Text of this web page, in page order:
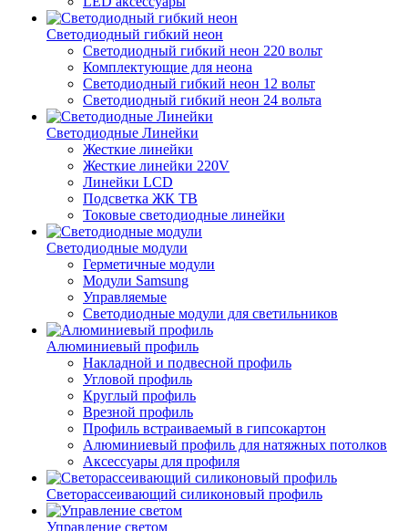
Светодиодный гибкий неон
Светодиодный гибкий неон 220 вольт
Комплектующие для неона
Светодиодный гибкий неон 12 вольт
Светодиодный гибкий неон 24 вольта
Светодиодные Линейки
Жесткие линейки
Жесткие линейки 220V
Линейки LCD
Подсветка ЖК ТВ
Токовые светодиодные линейки
Светодиодные модули
Герметичные модули
Модули Samsung
Управляемые
Светодиодные модули для светильников
Алюминиевый профиль
Накладной и подвесной профиль
Угловой профиль
Круглый профиль
Врезной профиль
Профиль встраиваемый в гипсокартон
Алюминиевый профиль для натяжных потолков
Аксессуары для профиля
Светорассеивающий силиконовый профиль
Управление светом